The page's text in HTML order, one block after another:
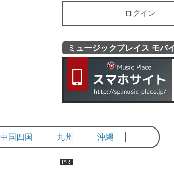
ログイン
ミュージックプレイス モバ
中国四国 九州 沖縄